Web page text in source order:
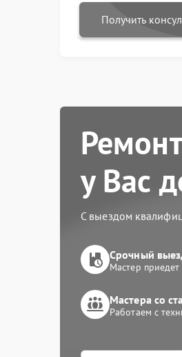
Получить
у Вас
С выездом
Срочный
Мастер
Мастера со
Работаем с